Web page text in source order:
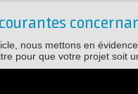
nous mettons en
pour que votre projet soit